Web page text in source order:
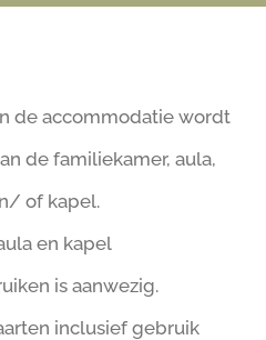
de accommodatie wordt
de familiekamer, aula,
of kapel.
en kapel
is aanwezig.
inclusief gebruik